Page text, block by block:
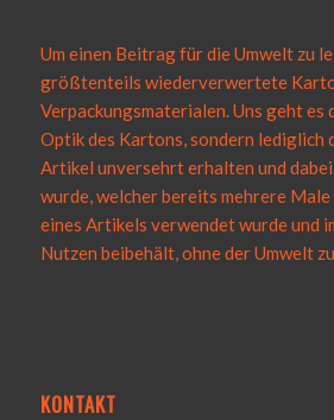
Um einen Beitrag für die Umwelt zu
größtenteils wiederverwertete
Verpackungsmaterialen. Uns geht es
Optik des Kartons, sondern lediglich
Artikel unversehrt erhalten und
wurde, welcher bereits mehrere Male
eines Artikels verwendet wurde und
Nutzen beibehält, ohne der Umwelt
KONTAKT